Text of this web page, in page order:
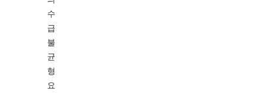
수
급
불
균
형
요